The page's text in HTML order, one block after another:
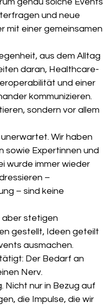
und neue
mit einer gemeinsamen
aus dem Alltag
daran, Healthcare-
und einer
kommunizieren.
sondern vor allem
Wir haben
sowie Expertinnen und
wurde immer wieder
–
– sind keine
aber stetigen
gestellt, Ideen geteilt
ausmachen.
Der Bedarf an
Nerv.
Nicht nur in Bezug auf
die Impulse, die wir